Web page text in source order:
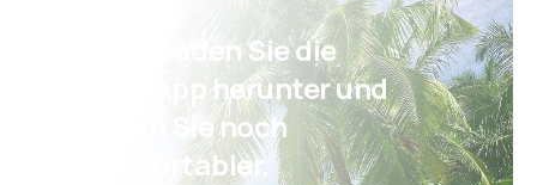
Psst! Laden Sie die
eSky App herunter und
reisen Sie noch
komfortabler.